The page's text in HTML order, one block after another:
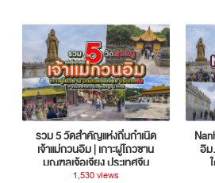
รวม 5 วัดสำคัญแห่งถิ่นกำเนิด
เจ้าแม่กวนอิม | เกาะผู่โถวซาน
มณฑลเจ้อเจียง ประเทศจีน
1,530 views
อิม